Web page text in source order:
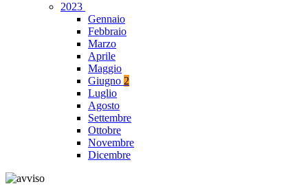
2023
Gennaio
Febbraio
Marzo
Aprile
Maggio
Giugno 2
Luglio
Agosto
Settembre
Ottobre
Novembre
Dicembre